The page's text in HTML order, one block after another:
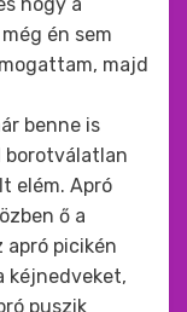
én sem
majd
benne is
borotválatlan
elém. Apró
ő a
picikén
kéjnedveket,
puszik